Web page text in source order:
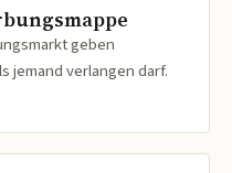
geben
jemand verlangen darf.